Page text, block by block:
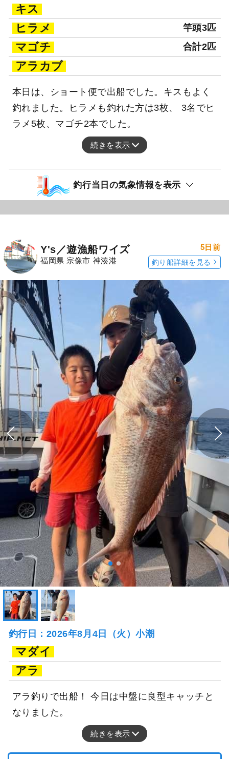
キス
ヒラメ
竿頭3匹
マゴチ 合計2匹
アラカブ
本日は、ショート便で出船でした。キスもよく
釣れました。ヒラメも釣れた方は3枚、 3名でヒ
ラメ5枚、マゴチ2本でした。
続きを表示
釣行当日の気象情報を表示
Y's／遊漁船ワイズ
福岡県 宗像市 神湊港
5日前
釣り船詳細を見る
釣行日：2026年8月4日（火）小潮
マダイ
アラ
アラ釣りで出船！ 今日は中盤に良型キャッチと
なりました。
続きを表示